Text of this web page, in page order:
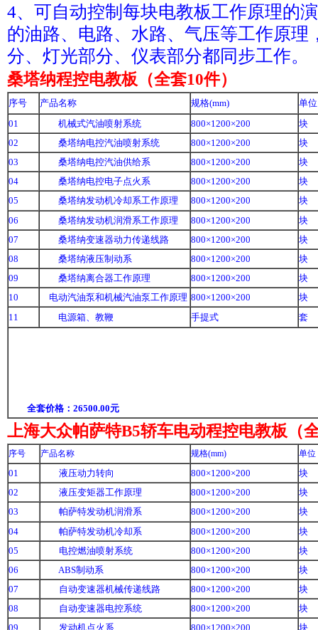
4、可自动控制每块电教板工作原理的
的油路、电路、水路、气压等工作原理
分、灯光部分、仪表部分都同步工作。
桑塔纳程控电教板（全套10件）
序号 产品名称 规格(mm)
单位
01
机械式汽油喷射系统 800×1200×200
块
02
桑塔纳电控汽油喷射系统 800×1200×200
块
03
桑塔纳电控汽油供给系 800×1200×200
块
04
桑塔纳电控电子点火系 800×1200×200
块
05
桑塔纳发动机冷却系工作原理 800×1200×200
块
06
桑塔纳发动机润滑系工作原理 800×1200×200
块
07
桑塔纳变速器动力传递线路 800×1200×200
块
08
桑塔纳液压制动系 800×1200×200
块
09
桑塔纳离合器工作原理 800×1200×200
块
10
电动汽油泵和机械汽油泵工作原理 800×1200×200
块
11
电源箱、教鞭 手提式 套
全套价格：26500.00元
上海大众帕萨特B5轿车电动程控电教板（
序号 产品名称 规格(mm) 单位
01 液压动力转向 800×1200×200
块
02
液压变矩器工作原理 800×1200×200
块
03
帕萨特发动机润滑系 800×1200×200
块
04
帕萨特发动机冷却系 800×1200×200
块
05
电控燃油喷射系统 800×1200×200
块
06
ABS制动系 800×1200×200
块
07
自动变速器机械传递线路 800×1200×200
块
08
自动变速器电控系统 800×1200×200
块
09
发动机点火系 800×1200×200 块